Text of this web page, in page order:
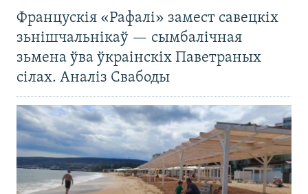
Францускія «Рафалі» замест савецкіх
зьнішчальнікаў — сымбалічная
зьмена ўва ўкраінскіх Паветраных
сілах. Аналіз Свабоды